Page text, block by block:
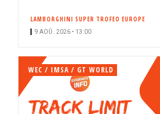
LAMBORGHINI SUPER TROFEO EUROPE
9 AOÛ. 2026 • 13:00
WEC / IMSA / GT WORLD